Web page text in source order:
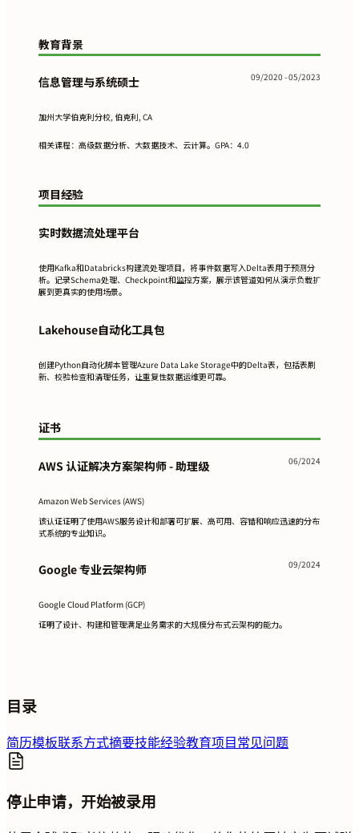
教育背景
信息管理与系统硕士 09/2020 - 05/2023
加州大学伯克利分校, 伯克利, CA
相关课程：高级数据分析、大数据技术、云计算。GPA：4.0
项目经验
实时数据流处理平台
使用Kafka和Databricks构建流处理项目，将事件数据写入Delta表用于预测分
析。记录Schema处理、Checkpoint和监控方案，展示该管道如何从演示负载扩
展到更真实的使用场景。
Lakehouse自动化工具包
创建Python自动化脚本管理Azure Data Lake Storage中的Delta表，包括表刷
新、校验检查和清理任务，让重复性数据运维更可靠。
证书
AWS 认证解决方案架构师 - 助理级 06/2024
Amazon Web Services (AWS)
该认证证明了使用AWS服务设计和部署可扩展、高可用、容错和响应迅速的分布
式系统的专业知识。
Google 专业云架构师 09/2024
Google Cloud Platform (GCP)
证明了设计、构建和管理满足业务需求的大规模分布式云架构的能力。
目录
简历模板联系方式摘要技能经验教育项目常见问题
停止申请，开始被录用